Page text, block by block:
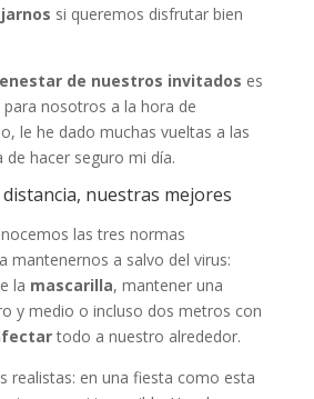
si queremos disfrutar bien
de nuestros invitados es
nosotros a la hora de
le he dado muchas vueltas a las
de hacer seguro mi día.
nuestras mejores
las tres normas
mantenernos a salvo del virus:
la mascarilla, mantener una
y medio o incluso dos metros con
todo a nuestro alrededor.
realistas: en una fiesta como esta